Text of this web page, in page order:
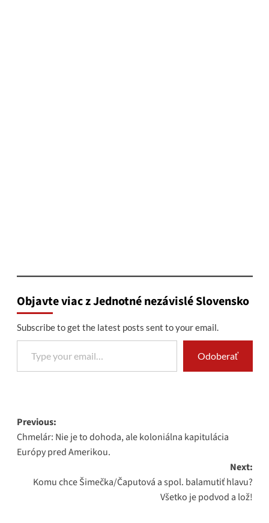
Objavte viac z Jednotné nezávislé Slovensko
Subscribe to get the latest posts sent to your email.
Type your email…
Odoberať
Post
navigation
Previous:
Chmelár: Nie je to dohoda, ale koloniálna kapitulácia
Európy pred Amerikou.
Next:
Komu chce Šimečka/Čaputová a spol. balamutiť hlavu?
Všetko je podvod a lož!